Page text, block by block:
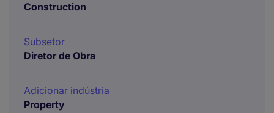
Construction
Subsetor
Diretor de Obra
Adicionar indústria
Property